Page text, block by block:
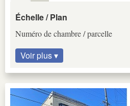
Échelle / Plan
Numéro de chambre / parcelle
Voir plus ▾